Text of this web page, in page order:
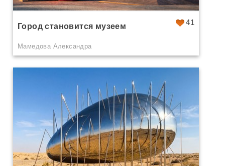
41
Город становится музеем
Мамедова Александра